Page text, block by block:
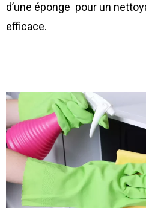
d’une éponge pour un
efficace.